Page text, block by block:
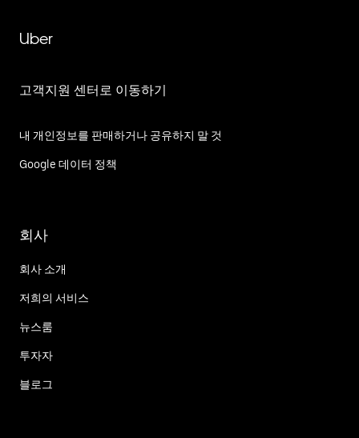
Uber
고객지원 센터로 이동하기
내 개인정보를 판매하거나 공유하지 말 것
Google 데이터 정책
회사
회사 소개
저희의 서비스
뉴스룸
투자자
블로그